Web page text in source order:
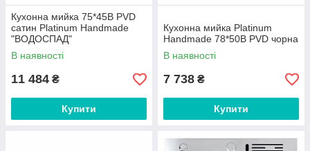
Кухонна мийка 75*45B PVD
сатин Platinum Handmade
"ВОДОСПАД"
В наявності
11 484 ₴
Купити
Кухонна мийка Platinum
Handmade 78*50В PVD чорна
В наявності
7 738 ₴
Купити